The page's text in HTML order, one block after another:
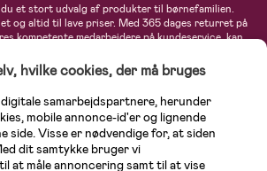
et stort udvalg af produkter til børnefamilien.
og altid til lave priser. Med 365 dages returret på
kompetente medarbejdere på kundeservice, kan
og babytøj, produkter til gravide og ammende
legetøj, babyudstyr og meget mere. Vi
varemærker som Britax, Maxi-Cosi, Baby
KidKraft, Ergobaby, Phillips Avent, Neonate,
flere. Kort sagt - et kæmpe sortiment venter på dig!
hvilke cookies, der må bruges
samarbejdspartnere, herunder
mobile annonce-id'er og lignende
side. Visse er nødvendige for, at siden
dit samtykke bruger vi
at måle annoncering samt til at vise